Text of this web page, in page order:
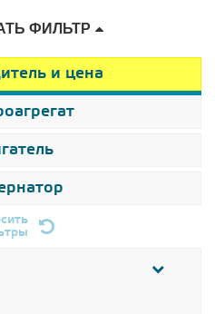
ФИЛЬТР
и цена